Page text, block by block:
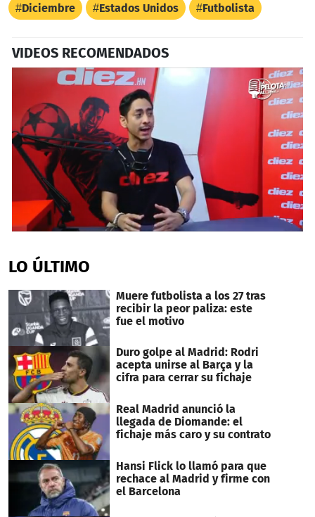
Diciembre Estados Unidos Futbolista
VIDEOS RECOMENDADOS
of
11
57
seconds
LO ÚLTIMO
Muere futbolista a los 27 tras
recibir la peor paliza: este
fue el motivo
Duro golpe al Madrid: Rodri
acepta unirse al Barça y la
cifra para cerrar su fichaje
Real Madrid anunció la
llegada de Diomande: el
fichaje más caro y su contrato
Hansi Flick lo llamó para que
rechace al Madrid y firme con
el Barcelona